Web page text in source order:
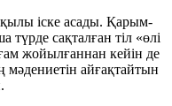
іске асады. Қарым-
сақталған тіл «өлі
жойылғаннан кейін де
мәдениетін айғақтайтын